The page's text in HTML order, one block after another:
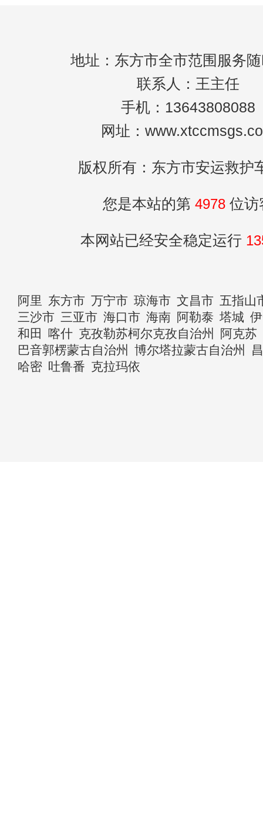
地址：东方市全市范围服务
联系人：王主任
手机：13643808088
网址：
版权所有：东方市安运救护
您是本站的第 4978位访
本网站已经安全稳定运行
阿里 东方市 万宁市 琼海市 文昌市 五指山
三沙市 三亚市 海口市 海南 阿勒泰 塔城
和田
喀什 克孜勒苏柯尔克孜自治州
阿克苏
巴音郭楞蒙古自治州
博尔塔拉蒙古自治州
哈密 吐鲁番 克拉玛依